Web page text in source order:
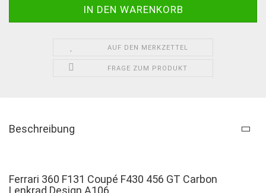
AUF DEN MERKZETTEL
FRAGE ZUM PRODUKT
Beschreibung
Ferrari 360 F131 Coupé F430 456 GT Carbon
Lenkrad Design A106